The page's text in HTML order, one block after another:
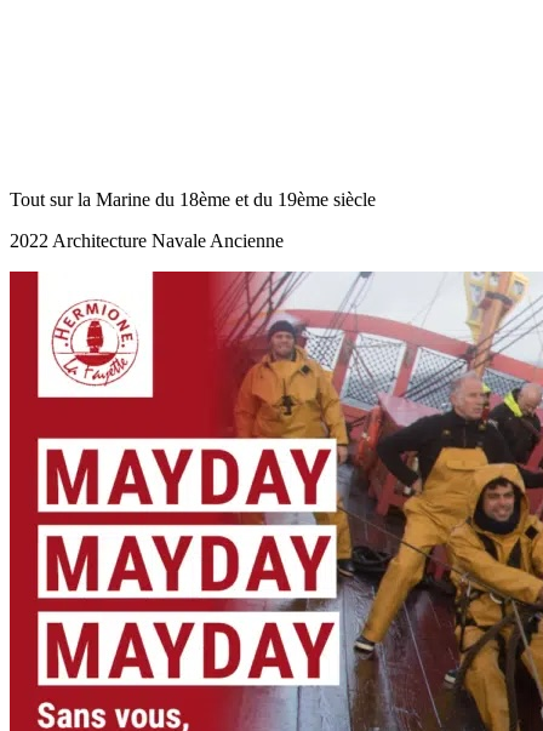
Tout sur la Marine du 18ème et du 19ème siècle
2022 Architecture Navale Ancienne